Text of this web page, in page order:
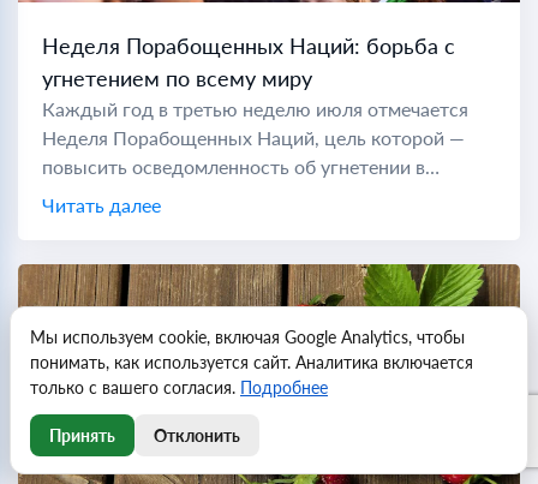
Неделя Порабощенных Наций: борьба с
угнетением по всему миру
Каждый год в третью неделю июля отмечается
Неделя Порабощенных Наций, цель которой —
повысить осведомленность об угнетении в
коммунистических странах по всему миру. Во
время холодной войны "порабощенной нацией"
Читать далее
Мы используем cookie, включая Google Analytics, чтобы
понимать, как используется сайт. Аналитика включается
только с вашего согласия. Подробнее
Принять Отклонить